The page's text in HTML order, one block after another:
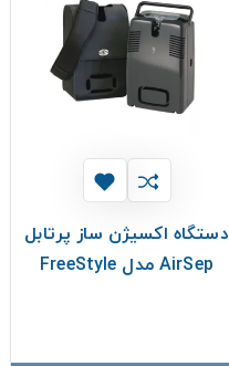
دستگاه اکسیژن ساز پرتابل
AirSep مدل FreeStyle